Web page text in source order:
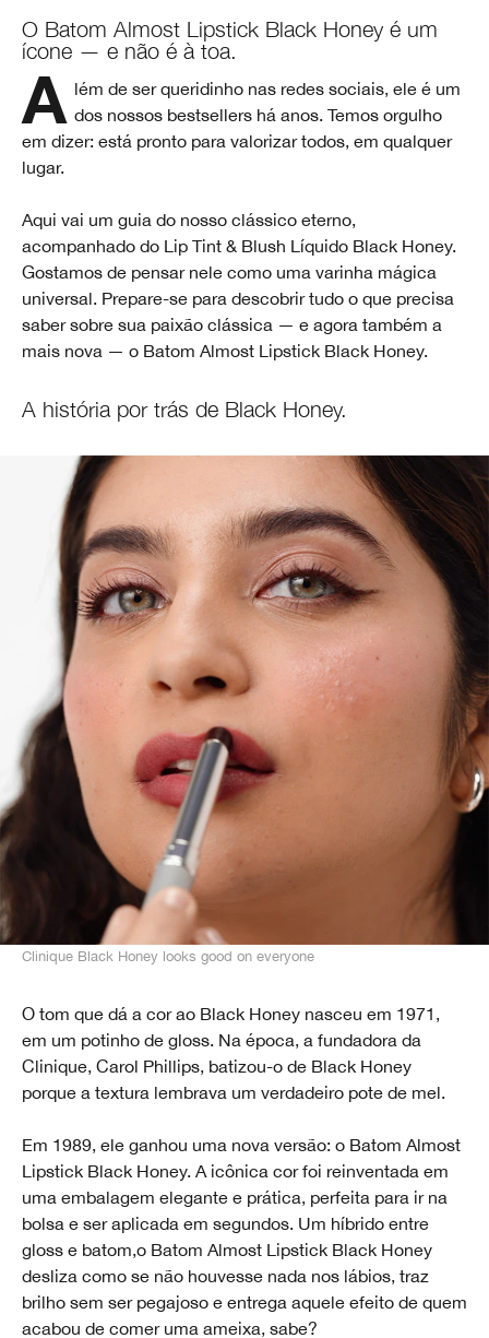
O Batom Almost Lipstick Black Honey é um
ícone — e não é à toa.
Além de ser queridinho nas redes sociais, ele é um dos nossos bestsellers há anos. Temos orgulho
em dizer: está pronto para valorizar todos, em qualquer
lugar.
Aqui vai um guia do nosso clássico eterno,
acompanhado do Lip Tint & Blush Líquido Black Honey.
Gostamos de pensar nele como uma varinha mágica
universal. Prepare-se para descobrir tudo o que precisa
saber sobre sua paixão clássica — e agora também a
mais nova — o Batom Almost Lipstick Black Honey.
A história por trás de Black Honey.
Clinique Black Honey looks good on everyone
O tom que dá a cor ao Black Honey nasceu em 1971,
em um potinho de gloss. Na época, a fundadora da
Clinique, Carol Phillips, batizou-o de Black Honey
porque a textura lembrava um verdadeiro pote de mel.
Em 1989, ele ganhou uma nova versão: o Batom Almost
Lipstick Black Honey. A icônica cor foi reinventada em
uma embalagem elegante e prática, perfeita para ir na
bolsa e ser aplicada em segundos. Um híbrido entre
gloss e batom,o Batom Almost Lipstick Black Honey
desliza como se não houvesse nada nos lábios, traz
brilho sem ser pegajoso e entrega aquele efeito de quem
acabou de comer uma ameixa, sabe?